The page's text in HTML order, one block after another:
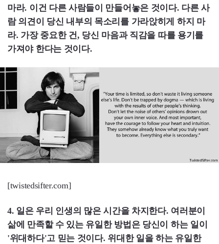
마라. 이건 다른 사람들이 만들어놓은 것이다. 다른 사
람 의견이 당신 내부의 목소리를 가라앉히게 하지 마
라. 가장 중요한 건, 당신 마음과 직감을 따를 용기를
가져야 한다는 것이다.
[twistedsifter.com]
4. 일은 우리 인생의 많은 시간을 차지한다. 여러분이
삶에 만족할 수 있는 유일한 방법은 당신이 하는 일이
'위대하다'고 믿는 것이다. 위대한 일을 하는 유일한